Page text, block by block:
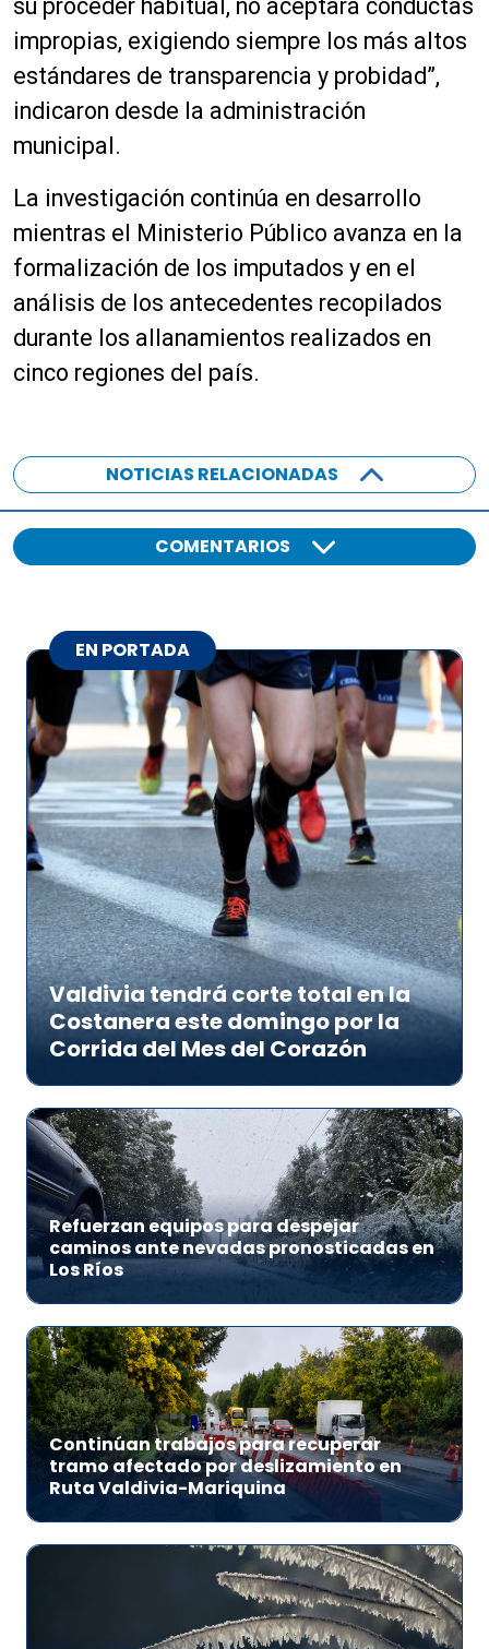
su proceder habitual, no aceptará conductas
impropias, exigiendo siempre los más altos
estándares de transparencia y probidad”,
indicaron desde la administración
municipal.
La investigación continúa en desarrollo
mientras el Ministerio Público avanza en la
formalización de los imputados y en el
análisis de los antecedentes recopilados
durante los allanamientos realizados en
cinco regiones del país.
NOTICIAS RELACIONADAS
COMENTARIOS
EN PORTADA
Valdivia tendrá corte total en la
Costanera este domingo por la
Corrida del Mes del Corazón
Refuerzan equipos para despejar
caminos ante nevadas pronosticadas en
Los Ríos
Continúan trabajos para recuperar
tramo afectado por deslizamiento en
Ruta Valdivia-Mariquina